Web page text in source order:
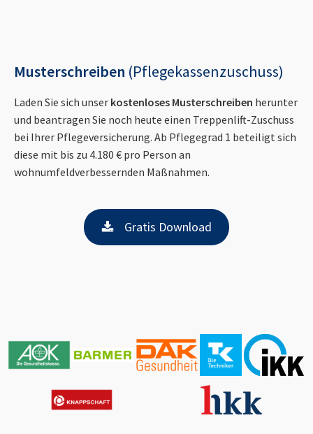
Musterschreiben (Pflegekassenzuschuss)
Laden Sie sich unser kostenloses Musterschreiben herunter
und beantragen Sie noch heute einen Treppenlift-Zuschuss
bei Ihrer Pflegeversicherung. Ab Pflegegrad 1 beteiligt sich
diese mit bis zu 4.180 € pro Person an
wohnumfeldverbessernden Maßnahmen.
Gratis Download